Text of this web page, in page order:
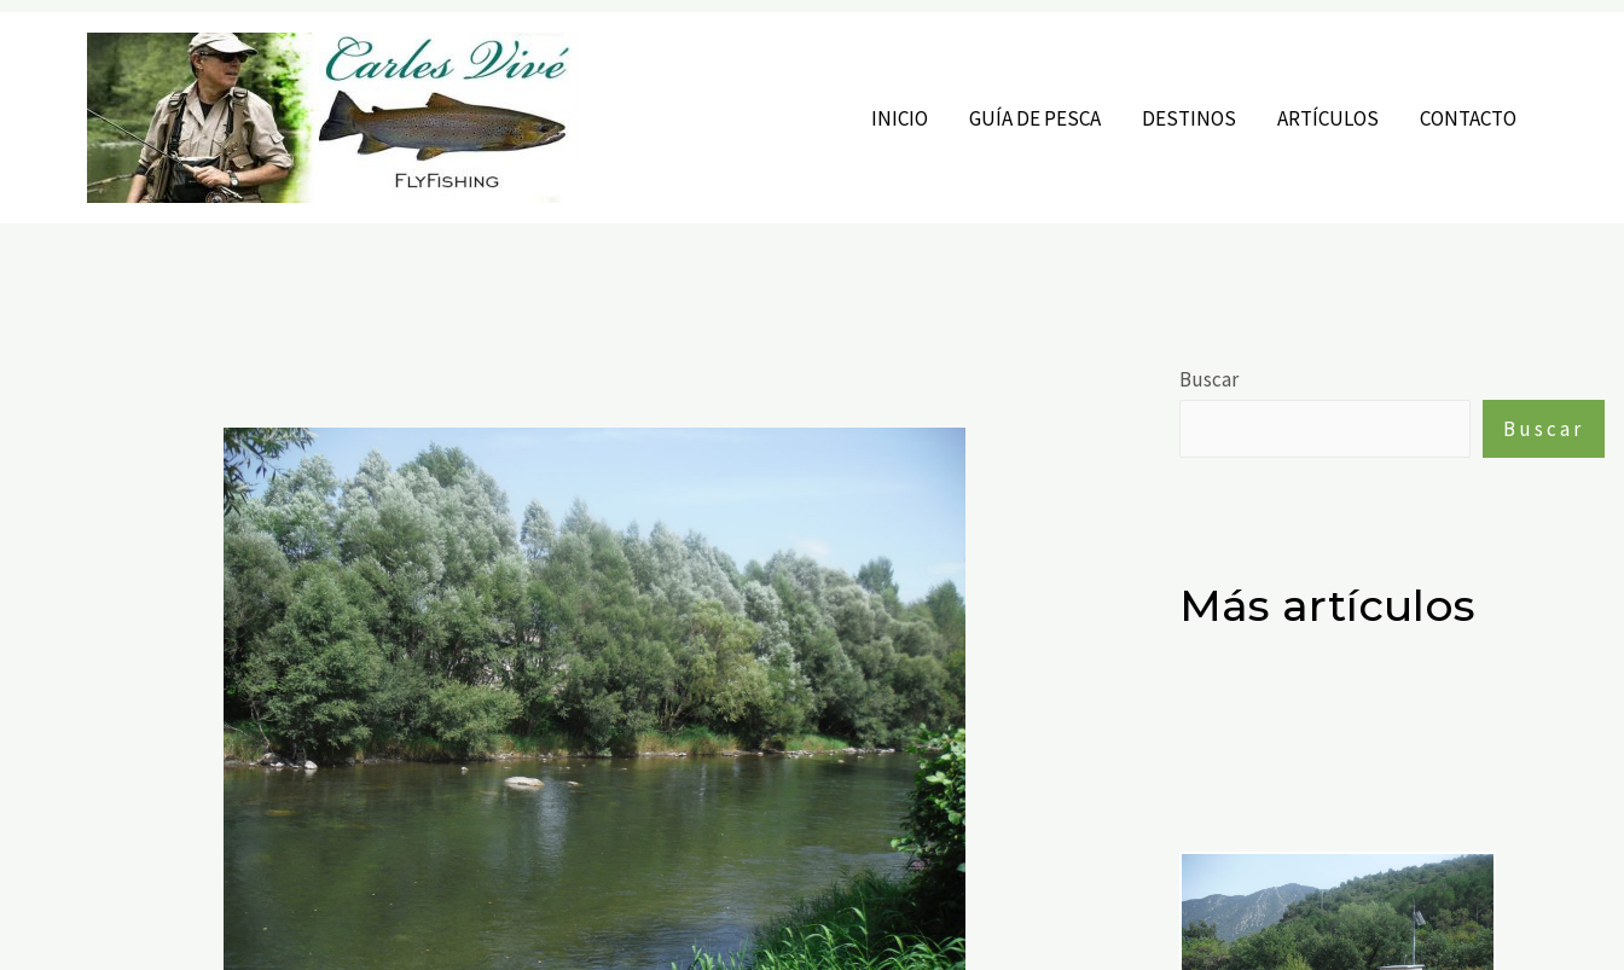
INICIO GUÍA DE PESCA DESTINOS ARTÍCULOS CONTACTO
Buscar
Buscar
Más artículos